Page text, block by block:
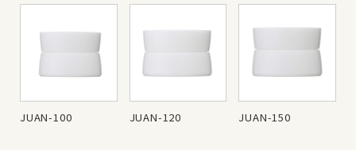
JUAN-100 JUAN-120 JUAN-150